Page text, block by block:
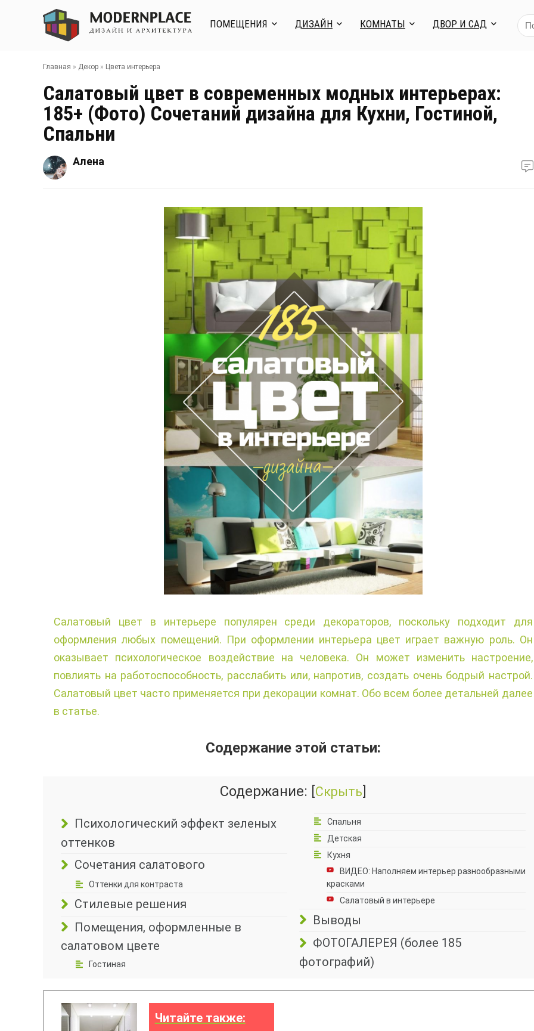
ПОМЕЩЕНИЯ ДИЗАЙН КОМНАТЫ ДВОР И САД
Главная » Декор » Цвета интерьера
Салатовый цвет в современных модных интерьерах:
185+ (Фото) Сочетаний дизайна для Кухни, Гостиной,
Спальни
Алена
Салатовый цвет в интерьере популярен среди декораторов, поскольку подходит для
оформления любых помещений. При оформлении интерьера цвет играет важную роль. Он
оказывает психологическое воздействие на человека. Он может изменить настроение,
повлиять на работоспособность, расслабить или, напротив, создать очень бодрый настрой.
Салатовый цвет часто применяется при декорации комнат. Обо всем более детальней далее
в статье.
Содержание этой статьи:
Содержание: Скрыть
Психологический эффект зеленых
оттенков
Сочетания салатового
Оттенки для контраста
Стилевые решения
Помещения, оформленные в
салатовом цвете
Гостиная
Спальня
Детская
Кухня
ВИДЕО: Наполняем интерьер разнообразными
красками
Салатовый в интерьере
Выводы
ФОТОГАЛЕРЕЯ (более 185
фотографий)
Читайте также: